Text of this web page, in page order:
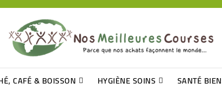
CAFÉ & BOISSON HYGIÈNE SOINS SANTÉ